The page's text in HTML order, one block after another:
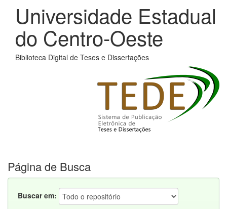
Universidade Estadual
do Centro-Oeste
Biblioteca Digital de Teses e Dissertações
Página de Busca
Buscar em: